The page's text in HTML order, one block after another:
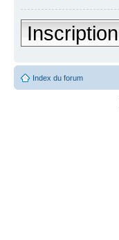
Inscription
Index du forum